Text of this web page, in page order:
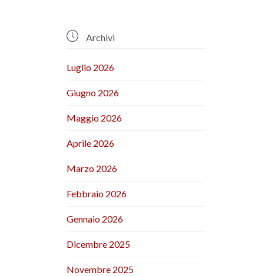
 Archivi
Luglio 2026
Giugno 2026
Maggio 2026
Aprile 2026
Marzo 2026
Febbraio 2026
Gennaio 2026
Dicembre 2025
Novembre 2025